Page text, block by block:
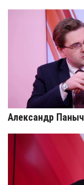
Александр Паныч